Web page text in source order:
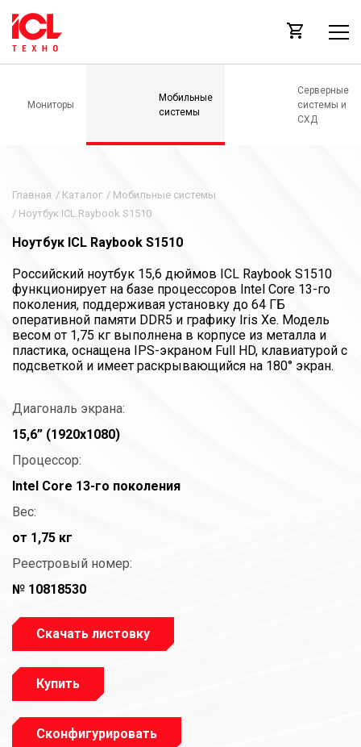
Мониторы
Мобильные
системы
Серверные
системы и
СХД
Главная / Каталог / Мобильные системы
/ Ноутбук ICL Raybook S1510
Ноутбук ICL Raybook S1510
Российский ноутбук 15,6 дюймов ICL Raybook S1510
функционирует на базе процессоров Intel Core 13-го
поколения, поддерживая установку до 64 ГБ
оперативной памяти DDR5 и графику Iris Xe. Модель
весом от 1,75 кг выполнена в корпусе из металла и
пластика, оснащена IPS-экраном Full HD, клавиатурой с
подсветкой и имеет раскрывающийся на 180° экран.
Диагональ экрана:
15,6” (1920x1080)
Процессор:
Intel Core 13-го поколения
Вес:
от 1,75 кг
Реестровый номер:
№ 10818530
Скачать листовку
Купить
Сконфигурировать